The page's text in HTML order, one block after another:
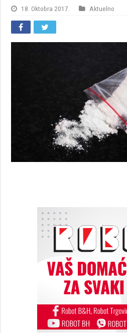
18. Oktobra 2017. Aktuelno